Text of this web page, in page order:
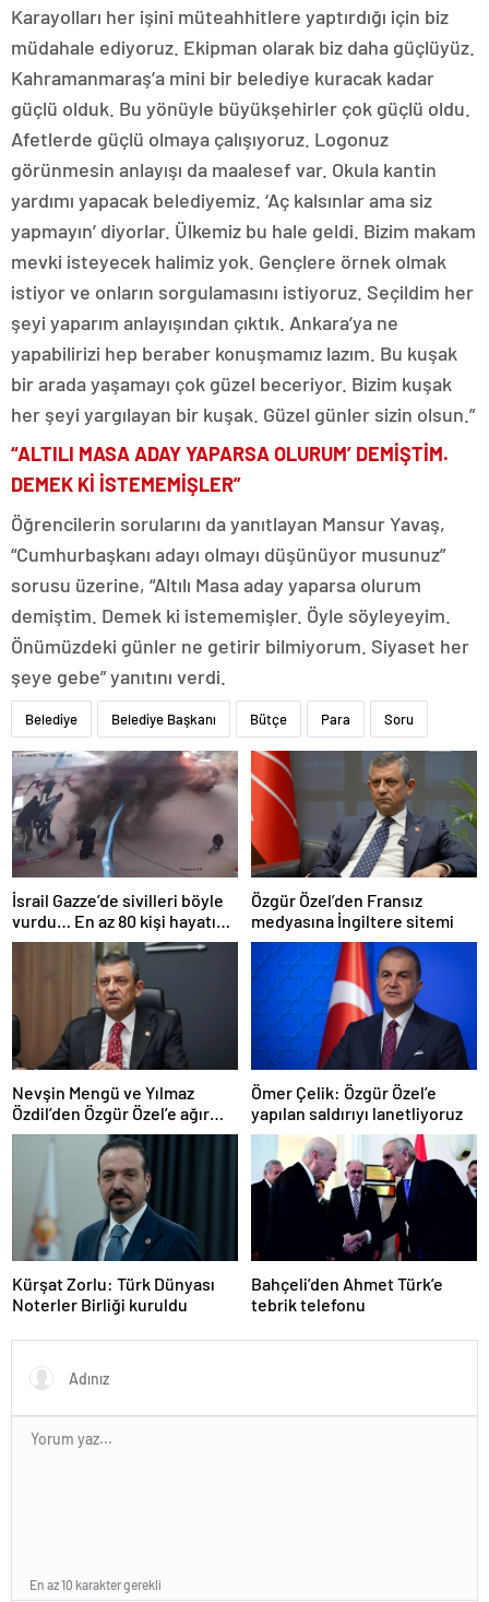
Karayolları her işini müteahhitlere yaptırdığı için biz
müdahale ediyoruz. Ekipman olarak biz daha güçlüyüz.
Kahramanmaraş’a mini bir belediye kuracak kadar
güçlü olduk. Bu yönüyle büyükşehirler çok güçlü oldu.
Afetlerde güçlü olmaya çalışıyoruz. Logonuz
görünmesin anlayışı da maalesef var. Okula kantin
yardımı yapacak belediyemiz. ‘Aç kalsınlar ama siz
yapmayın’ diyorlar. Ülkemiz bu hale geldi. Bizim makam
mevki isteyecek halimiz yok. Gençlere örnek olmak
istiyor ve onların sorgulamasını istiyoruz. Seçildim her
şeyi yaparım anlayışından çıktık. Ankara’ya ne
yapabilirizi hep beraber konuşmamız lazım. Bu kuşak
bir arada yaşamayı çok güzel beceriyor. Bizim kuşak
her şeyi yargılayan bir kuşak. Güzel günler sizin olsun.”
“ALTILI MASA ADAY YAPARSA OLURUM’ DEMİŞTİM.
DEMEK Kİ İSTEMEMİŞLER”
Öğrencilerin sorularını da yanıtlayan Mansur Yavaş,
“Cumhurbaşkanı adayı olmayı düşünüyor musunuz”
sorusu üzerine, “Altılı Masa aday yaparsa olurum
demiştim. Demek ki istememişler. Öyle söyleyeyim.
Önümüzdeki günler ne getirir bilmiyorum. Siyaset her
şeye gebe” yanıtını verdi.
Belediye Belediye Başkanı Bütçe Para Soru
İsrail Gazze’de sivilleri böyle
vurdu… En az 80 kişi hayatını
kaybetti
Özgür Özel’den Fransız
medyasına İngiltere sitemi
Nevşin Mengü ve Yılmaz
Özdil’den Özgür Özel’e ağır
eleştiriler
Ömer Çelik: Özgür Özel’e
yapılan saldırıyı lanetliyoruz
Kürşat Zorlu: Türk Dünyası
Noterler Birliği kuruldu
Bahçeli’den Ahmet Türk’e
tebrik telefonu
En az 10 karakter gerekli